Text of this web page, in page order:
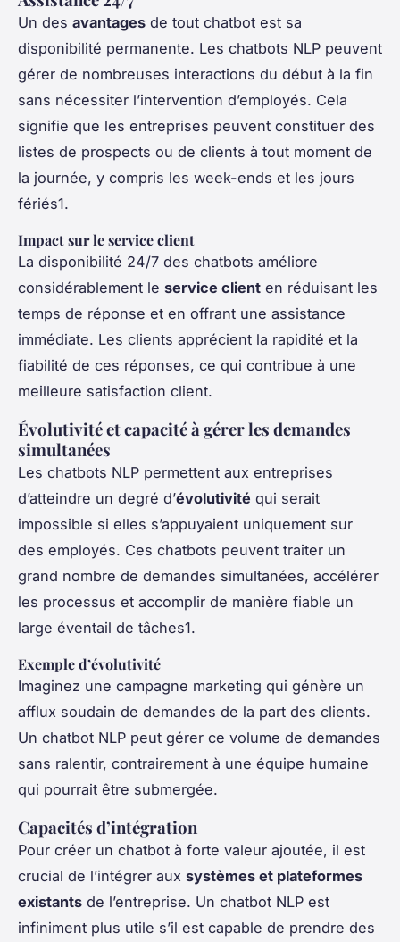
Un des avantages de tout chatbot est sa
disponibilité permanente. Les chatbots NLP peuvent
gérer de nombreuses interactions du début à la fin
sans nécessiter l’intervention d’employés. Cela
signifie que les entreprises peuvent constituer des
listes de prospects ou de clients à tout moment de
la journée, y compris les week-ends et les jours
fériés1.
Impact sur le service client
La disponibilité 24/7 des chatbots améliore
considérablement le service client en réduisant les
temps de réponse et en offrant une assistance
immédiate. Les clients apprécient la rapidité et la
fiabilité de ces réponses, ce qui contribue à une
meilleure satisfaction client.
Évolutivité et capacité à gérer les demandes
simultanées
Les chatbots NLP permettent aux entreprises
d’atteindre un degré d’évolutivité qui serait
impossible si elles s’appuyaient uniquement sur
des employés. Ces chatbots peuvent traiter un
grand nombre de demandes simultanées, accélérer
les processus et accomplir de manière fiable un
large éventail de tâches1.
Exemple d’évolutivité
Imaginez une campagne marketing qui génère un
afflux soudain de demandes de la part des clients.
Un chatbot NLP peut gérer ce volume de demandes
sans ralentir, contrairement à une équipe humaine
qui pourrait être submergée.
Capacités d’intégration
Pour créer un chatbot à forte valeur ajoutée, il est
crucial de l’intégrer aux systèmes et plateformes
existants de l’entreprise. Un chatbot NLP est
infiniment plus utile s’il est capable de prendre des